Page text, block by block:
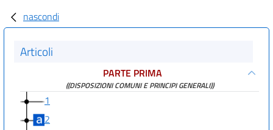
nascondi
Articoli
PARTE PRIMA
((DISPOSIZIONI COMUNI E PRINCIPI GENERALI))
1
2